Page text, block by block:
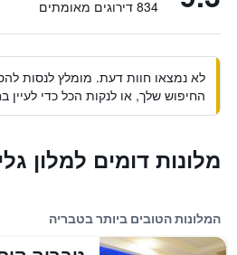
834 דירוגים מאומתים
לא נמצאו חוות דעת. מומלץ לנסות
החיפוש שלך, או לנקות הכל כדי לעיין
מלונות דומים למלון
המלונות הטובים ביותר בטבריה